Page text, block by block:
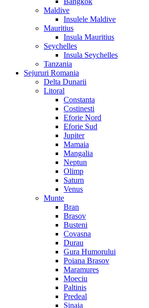
Maldive
Insulele Maldive
Mauritius
Insula Mauritius
Seychelles
Insula Seychelles
Tanzania
Sejururi Romania
Delta Dunarii
Litoral
Constanta
Costinesti
Eforie Nord
Eforie Sud
Jupiter
Mamaia
Mangalia
Neptun
Olimp
Saturn
Venus
Munte
Bran
Brasov
Busteni
Covasna
Durau
Gura Humorului
Poiana Brasov
Maramures
Moeciu
Paltinis
Predeal
Sinaia